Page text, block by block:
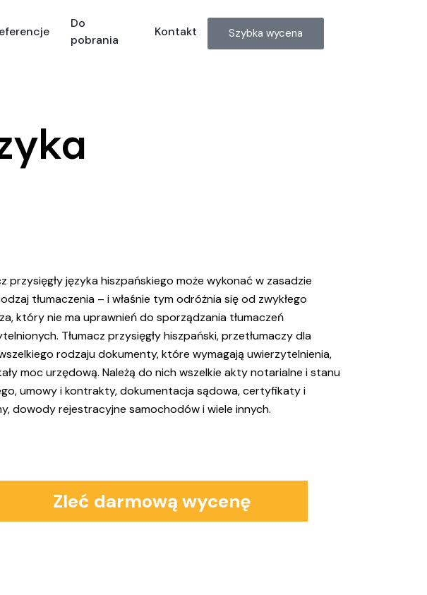
Do
pobrania
Kontakt Szybka wycena
przysięgły języka hiszpańskiego może wykonać w zasadzie
tłumaczenia – i właśnie tym odróżnia się od zwykłego
który nie ma uprawnień do sporządzania tłumaczeń
Tłumacz przysięgły hiszpański, przetłumaczy dla
rodzaju dokumenty, które wymagają uwierzytelnienia,
moc urzędową. Należą do nich wszelkie akty notarialne i stanu
umowy i kontrakty, dokumentacja sądowa, certyfikaty i
dowody rejestracyjne samochodów i wiele innych.
Zleć darmową wycenę